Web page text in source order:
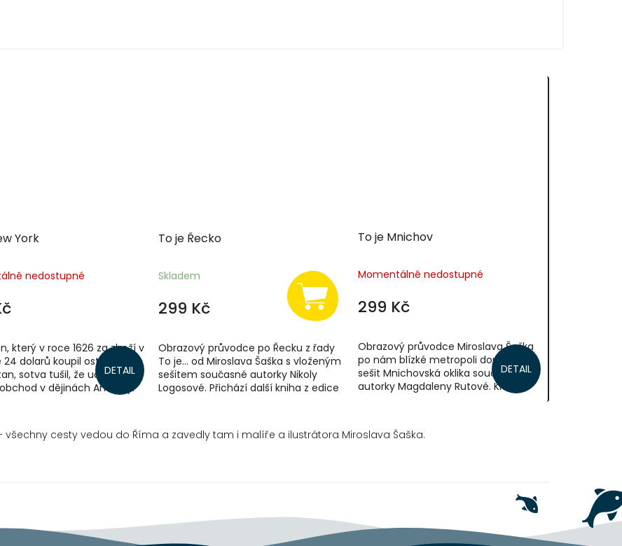
York
nedostupné
DETAIL
který v roce 1626 za zboží v
dolarů koupil ostrov
sotva tušil, že udělal
v dějinách Ameriky.
To je Řecko
Skladem
299 Kč
Obrazový průvodce po Řecku z řady
To je… od Miroslava Šaška s vloženým
sešitem současné autorky Nikoly
Logosové. Přichází další kniha z edice
To je Mnichov
Momentálně nedostupné
299 Kč
DETAIL
Obrazový průvodce Miroslava Šaška
po nám blízké metropoli doplněný o
sešit Mnichovská oklika současné
autorky Magdaleny Rutové. Knihu
všechny cesty vedou do Říma a zavedly tam i malíře a ilustrátora Miroslava Šaška.